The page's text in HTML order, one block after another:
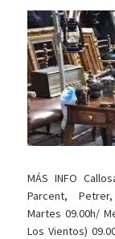
MÁS INFO
Parcent, Petrer,
Martes 09.00h/
Los Vientos)